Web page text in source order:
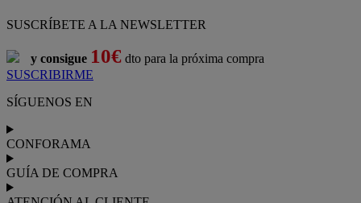
SUSCRÍBETE A LA NEWSLETTER
y consigue 10€ dto para la próxima compra
SUSCRIBIRME
SÍGUENOS EN
CONFORAMA
GUÍA DE COMPRA